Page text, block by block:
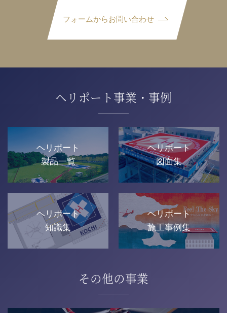
フォームからお問い合わせ
ヘリポート事業・事例
ヘリポート
製品一覧
ヘリポート
図面集
ヘリポート
知識集
ヘリポート
施工事例集
その他の事業